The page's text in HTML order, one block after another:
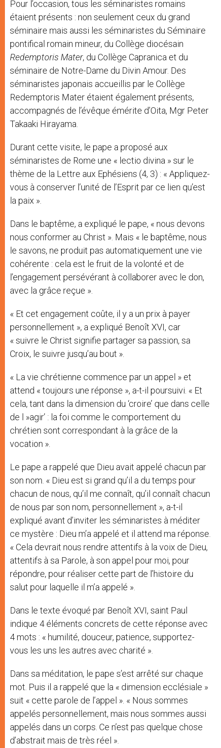
Pour l’occasion, tous les séminaristes romains
étaient présents : non seulement ceux du grand
séminaire mais aussi les séminaristes du Séminaire
pontifical romain mineur, du Collège diocésain
Redemptoris Mater, du Collège Capranica et du
séminaire de Notre-Dame du Divin Amour. Des
séminaristes japonais accueillis par le Collège
Redemptoris Mater étaient également présents,
accompagnés de l’évêque émérite d’Oita, Mgr Peter
Takaaki Hirayama.
Durant cette visite, le pape a proposé aux
séminaristes de Rome une « lectio divina » sur le
thème de la Lettre aux Ephésiens (4, 3) : « Appliquez-
vous à conserver l’unité de l’Esprit par ce lien qu’est
la paix ».
Dans le baptême, a expliqué le pape, « nous devons
nous conformer au Christ ». Mais « le baptême, nous
le savons, ne produit pas automatiquement une vie
cohérente : cela est le fruit de la volonté et de
l’engagement persévérant à collaborer avec le don,
avec la grâce reçue ».
« Et cet engagement coûte, il y a un prix à payer
personnellement », a expliqué Benoît XVI, car
« suivre le Christ signifie partager sa passion, sa
Croix, le suivre jusqu’au bout ».
« La vie chrétienne commence par un appel » et
attend « toujours une réponse », a-t-il poursuivi. « Et
cela, tant dans la dimension du ‘croire’ que dans celle
de l »agir’ : la foi comme le comportement du
chrétien sont correspondant à la grâce de la
vocation ».
Le pape a rappelé que Dieu avait appelé chacun par
son nom. « Dieu est si grand qu’il a du temps pour
chacun de nous, qu’il me connaît, qu’il connaît chacun
de nous par son nom, personnellement », a-t-il
expliqué avant d’inviter les séminaristes à méditer
ce mystère : Dieu m’a appelé et il attend ma réponse.
« Cela devrait nous rendre attentifs à la voix de Dieu,
attentifs à sa Parole, à son appel pour moi, pour
répondre, pour réaliser cette part de l’histoire du
salut pour laquelle il m’a appelé ».
Dans le texte évoqué par Benoît XVI, saint Paul
indique 4 éléments concrets de cette réponse avec
4 mots : « humilité, douceur, patience, supportez-
vous les uns les autres avec charité ».
Dans sa méditation, le pape s’est arrêté sur chaque
mot. Puis il a rappelé que la « dimension ecclésiale »
suit « cette parole de l’appel ». « Nous sommes
appelés personnellement, mais nous sommes aussi
appelés dans un corps. Ce n’est pas quelque chose
d’abstrait mais de très réel ».